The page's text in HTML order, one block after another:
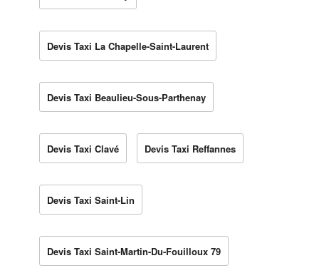
Devis Taxi La Chapelle-Saint-Laurent
Devis Taxi Beaulieu-Sous-Parthenay
Devis Taxi Clavé Devis Taxi Reffannes
Devis Taxi Saint-Lin
Devis Taxi Saint-Martin-Du-Fouilloux 79